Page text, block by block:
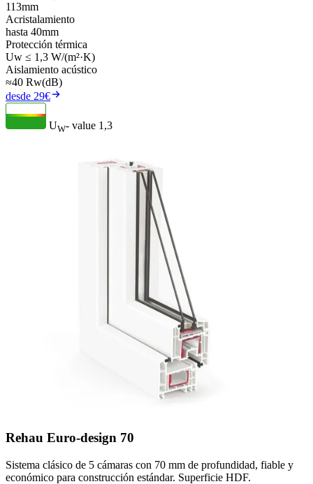
113mm
Acristalamiento
hasta 40mm
Protección térmica
Uw ≤ 1,3 W/(m²·K)
Aislamiento acústico
≈40 Rw(dB)
desde 29€
UW- value 1,3
Rehau Euro-design 70
Sistema clásico de 5 cámaras con 70 mm de profundidad, fiable y
económico para construcción estándar. Superficie HDF.